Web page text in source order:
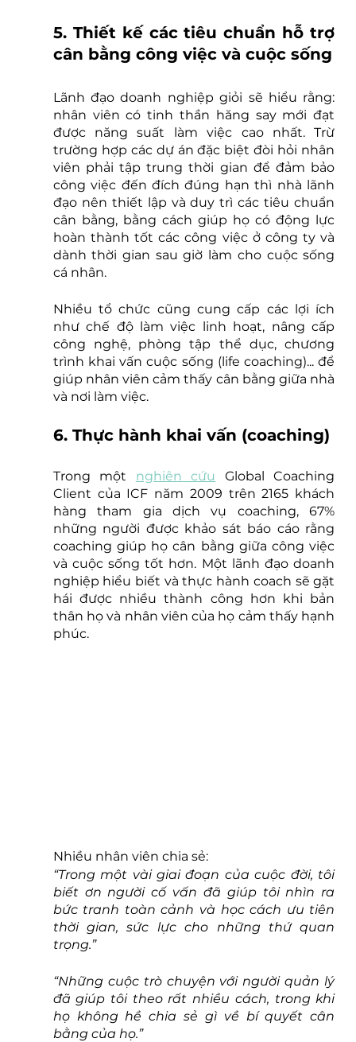
5. Thiết kế các tiêu chuẩn hỗ trợ
cân bằng công việc và cuộc sống
Lãnh đạo doanh nghiệp giỏi sẽ hiểu rằng:
nhân viên có tinh thần hăng say mới đạt
được năng suất làm việc cao nhất. Trừ
trường hợp các dự án đặc biệt đòi hỏi nhân
viên phải tập trung thời gian để đảm bảo
công việc đến đích đúng hạn thì nhà lãnh
đạo nên thiết lập và duy trì các tiêu chuẩn
cân bằng, bằng cách giúp họ có động lực
hoàn thành tốt các công việc ở công ty và
dành thời gian sau giờ làm cho cuộc sống
cá nhân.
Nhiều tổ chức cũng cung cấp các lợi ích
như chế độ làm việc linh hoạt, nâng cấp
công nghệ, phòng tập thể dục, chương
trình khai vấn cuộc sống (life coaching)... để
giúp nhân viên cảm thấy cân bằng giữa nhà
và nơi làm việc.
6. Thực hành khai vấn (coaching)
Trong một nghiên cứu Global Coaching
Client của ICF năm 2009 trên 2165 khách
hàng tham gia dịch vụ coaching, 67%
những người được khảo sát báo cáo rằng
coaching giúp họ cân bằng giữa công việc
và cuộc sống tốt hơn. Một lãnh đạo doanh
nghiệp hiểu biết và thực hành coach sẽ gặt
hái được nhiều thành công hơn khi bản
thân họ và nhân viên của họ cảm thấy hạnh
phúc.
Nhiều nhân viên chia sẻ:
“Trong một vài giai đoạn của cuộc đời, tôi
biết ơn người cố vấn đã giúp tôi nhìn ra
bức tranh toàn cảnh và học cách ưu tiên
thời gian, sức lực cho những thứ quan
trọng.”
“Những cuộc trò chuyện với người quản lý
đã giúp tôi theo rất nhiều cách, trong khi
họ không hề chia sẻ gì về bí quyết cân
bằng của họ.”